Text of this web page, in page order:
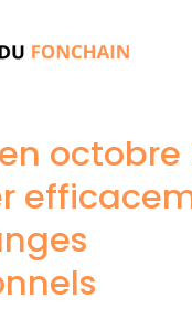
octobre